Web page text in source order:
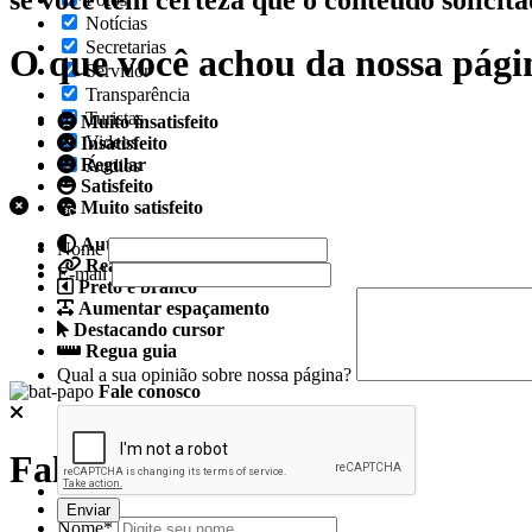
Notícias
Secretarias
Servidor
Transparência
Turistas
Videos
Áudios
Auto contraste
Realçar links
Preto e branco
Aumentar espaçamento
Destacando cursor
Regua guia
Fale conosco
Fale conosco
O que você achou da nossa
Muito insatisfeito
Insatisfeito
Regular
Satisfeito
Muito satisfeito
Nome
E-mail
Qual a sua opinião sobre nossa página?